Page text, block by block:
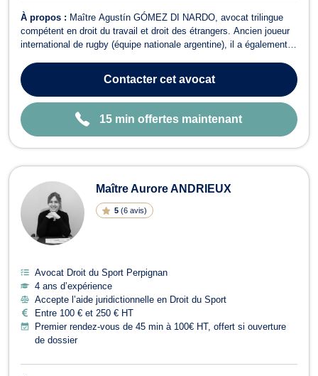
À propos : Maître Agustín GÓMEZ DI NARDO, avocat trilingue
compétent en droit du travail et droit des étrangers. Ancien joueur
international de rugby (équipe nationale argentine), il a également
avant de mettre son expérience au service de la défense des
salariés et des...
Contactercet avocat
15 min offertes maintenant
Maître Aurore ANDRIEUX
5 (6 avis)
Avocat Droit du Sport Perpignan
4 ans d’expérience
Accepte l’aide juridictionnelle en Droit du Sport
Entre 100 € et 250 € HT
Premier rendez-vous de 45 min à 100€ HT, offert si ouverture
de dossier